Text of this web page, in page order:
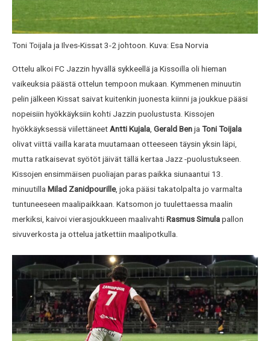
Toni Toijala ja Ilves-Kissat 3-2 johtoon. Kuva: Esa Norvia
Ottelu alkoi FC Jazzin hyvällä sykkeellä ja Kissoilla oli hieman
vaikeuksia päästä ottelun tempoon mukaan. Kymmenen minuutin
pelin jälkeen Kissat saivat kuitenkin juonesta kiinni ja joukkue pääsi
nopeisiin hyökkäyksiin kohti Jazzin puolustusta. Kissojen
hyökkäyksessä viilettäneetAntti Kujala Gerald Benja Toni Toijala
olivat viittä vailla karata muutamaan otteeseen täysin yksin läpi,
mutta ratkaisevat syötöt jäivät tällä kertaa Jazz -puolustukseen.
Kissojen ensimmäisen puoliajan paras paikka siunaantui 13.
minuutilla Milad Zanidpourille, joka pääsi takatolpalta jo varmalta
tuntuneeseen maalipaikkaan. Katsomon jo tuulettaessa maalin
merkiksi, kaivoi vierasjoukkueen maalivahtiRasmus Simulapallon
sivuverkosta ja ottelua jatkettiin maalipotkulla.